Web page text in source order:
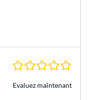
Evaluez maintenant